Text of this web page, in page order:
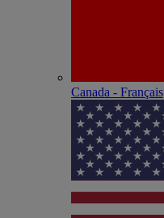
Canada - Français